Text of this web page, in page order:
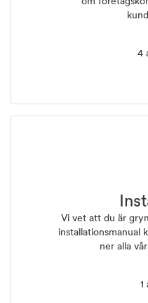
4
Vi vet att du är
installationsmanual
ner alla
1